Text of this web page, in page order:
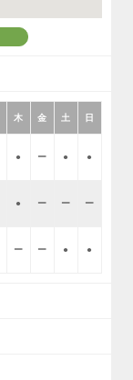
木 金 土 日
● ー ● ●
● ー ー ー
ー ー ● ●